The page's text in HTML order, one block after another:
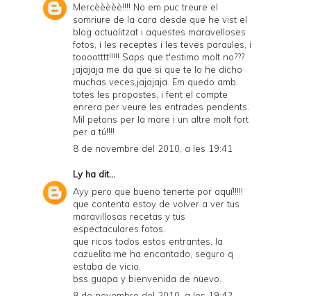
Mercèèèèè!!!! No em puc treure el
somriure de la cara desde que he vist el
blog actualitzat i aquestes maravelloses
fotos, i les receptes i les teves paraules, i
tooootttt!!!!! Saps que t'estimo molt no???
jajajaja me da que si que te lo he dicho
muchas veces,jajajaja. Em quedo amb
totes les propostes, i fent el compte
enrera per veure les entrades pendents.
Mil petons per la mare i un altre molt fort
per a tú!!!!
8 de novembre del 2010, a les 19:41
Lyha dit...
Ayy pero que bueno tenerte por aquí!!!!!
que contenta estoy de volver a ver tus
maravillosas recetas y tus
espectaculares fotos.
que ricos todos estos entrantes, la
cazuelita me ha encantado, seguro q
estaba de vicio.
bss guapa y bienvenida de nuevo.